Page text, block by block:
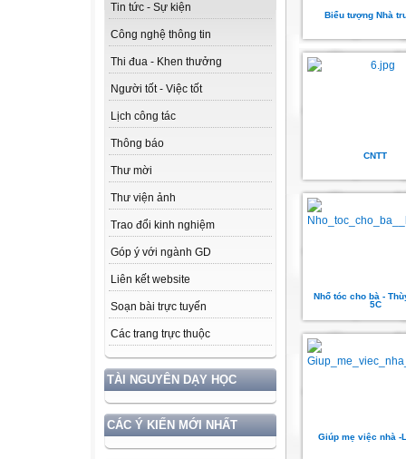
Tin tức - Sự kiện
Công nghệ thông tin
Thi đua - Khen thưởng
Người tốt - Việc tốt
Lịch công tác
Thông báo
Thư mời
Thư viện ảnh
Trao đổi kinh nghiệm
Góp ý với ngành GD
Liên kết website
Soạn bài trực tuyến
Các trang trực thuộc
TÀI NGUYÊN DẠY HỌC
CÁC Ý KIẾN MỚI NHẤT
Biểu tượng Nhà
CNTT
Nhổ tóc cho bà -
5C
Giúp mẹ việc nhà -